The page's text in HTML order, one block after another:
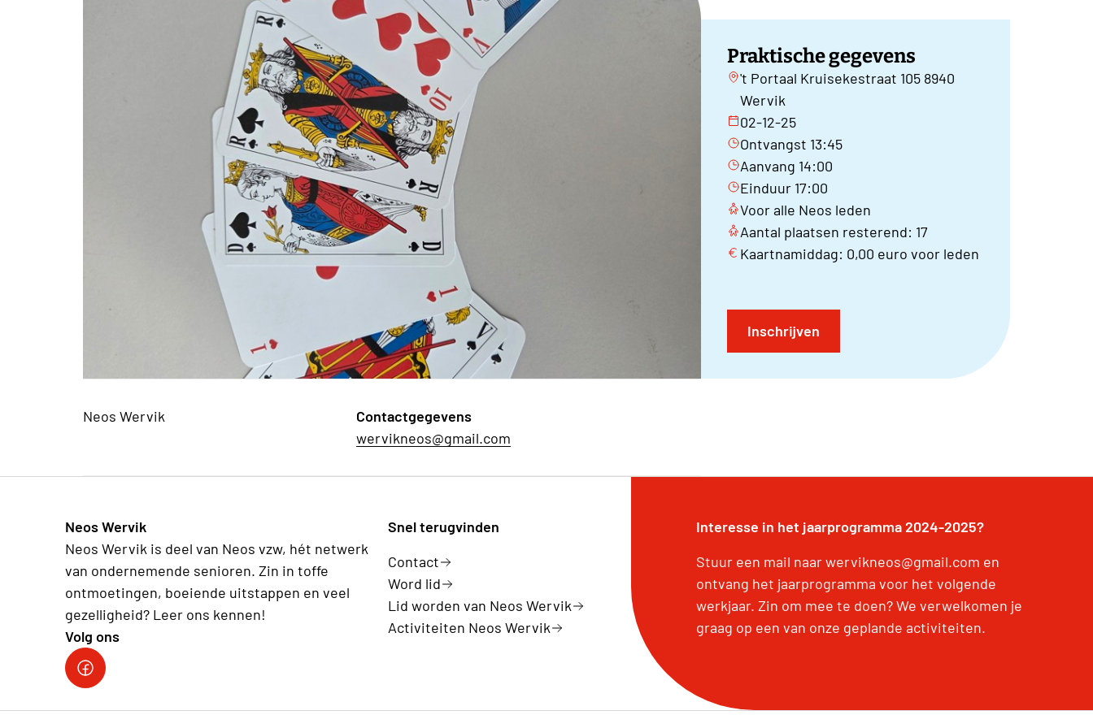
Praktische gegevens
't Portaal Kruisekestraat 105 8940
Wervik
02-12-25
Ontvangst 13:45
Aanvang 14:00
Einduur 17:00
Voor alle Neos leden
Aantal plaatsen resterend: 17
Kaartnamiddag: 0,00 euro voor leden
Inschrijven
Neos Wervik
Contactgegevens
wervikneos@gmail.com
Neos Wervik
Neos Wervik is deel van Neos vzw, hét netwerk
van ondernemende senioren. Zin in toffe
ontmoetingen, boeiende uitstappen en veel
gezelligheid? Leer ons kennen!
Volg ons
Snel terugvinden
Contact
Word lid
Lid worden van Neos Wervik
Activiteiten Neos Wervik
Interesse in het jaarprogramma 2024-2025?
Stuur een mail naar wervikneos@gmail.com en
ontvang het jaarprogramma voor het volgende
werkjaar. Zin om mee te doen? We verwelkomen je
graag op een van onze geplande activiteiten.